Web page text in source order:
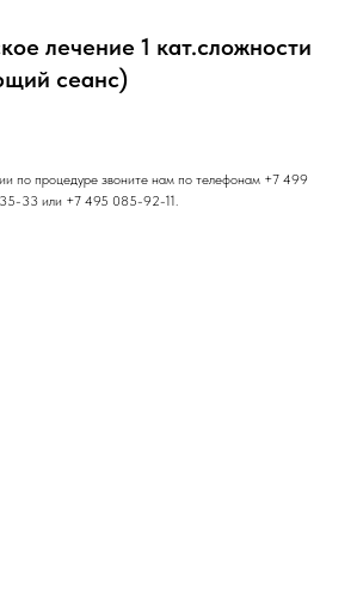
лечение 1 кат.сложности
сеанс)
по процедуре звоните нам по телефонам +7 499
33 или +7 495 085-92-11.